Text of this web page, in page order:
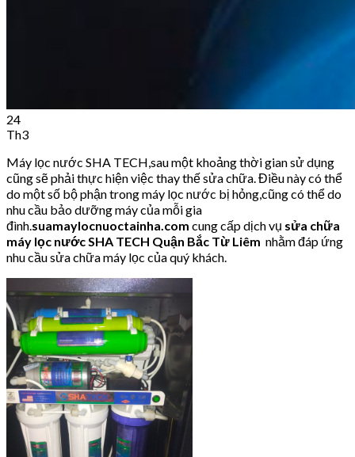
24
Th3
Máy lọc nước SHA TECH,sau một khoảng thời gian sử dụng
cũng sẽ phải thực hiện việc thay thế sửa chữa. Điều này có thể
do một số bộ phận trong máy lọc nước bị hỏng,cũng có thể do
nhu cầu bảo dưỡng máy của mỗi gia
đình.suamaylocnuoctainha.com cung cấp dịch vụ sửa chữa
máy lọc nước SHA TECH Quận Bắc Từ Liêm nhằm đáp ứng
nhu cầu sửa chữa máy lọc của quý khách.